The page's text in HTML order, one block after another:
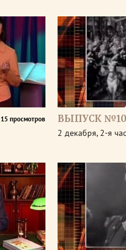
15 просмотров ВЫПУСК
2 декабря, 2-я